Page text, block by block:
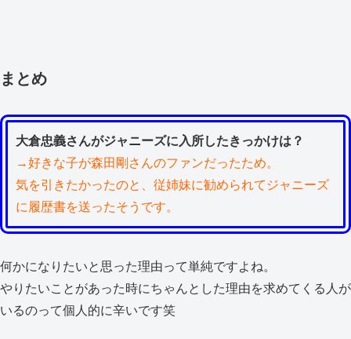
まとめ
大倉忠義さんがジャニーズに入所したきっかけは？
→好きな子が森田剛さんのファンだったため。
気を引きたかったのと、従姉妹に勧められてジャニーズ
に履歴書を送ったそうです。
何かになりたいと思った理由って単純ですよね。
やりたいことがあった時にちゃんとした理由を求めてくる人が
いるのって個人的に辛いです笑